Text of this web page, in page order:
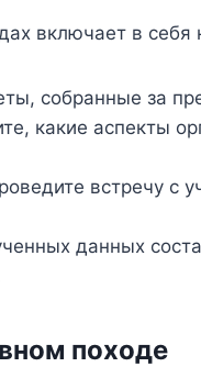
включает в себя
собранные за
какие аспекты
встречу с
данных
походе